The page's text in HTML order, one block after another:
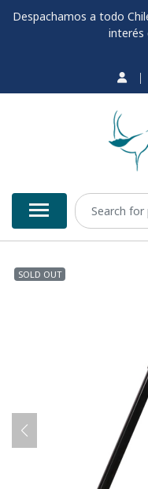
Despachamos a todo
interés
|
SOLD OUT